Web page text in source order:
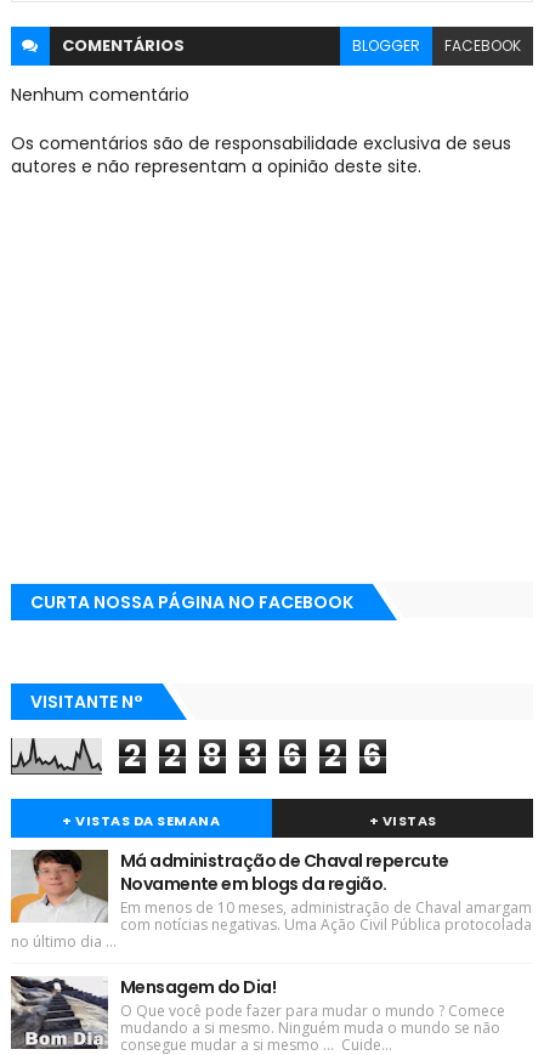
COMENTÁRIOS BLOGGER FACEBOOK
Nenhum comentário
Os comentários são de responsabilidade exclusiva de seus
autores e não representam a opinião deste site.
CURTA NOSSA PÁGINA NO FACEBOOK
VISITANTE N°
2 2 8 3 6 2 6
+ VISTAS DA SEMANA + VISTAS
Má administração de Chaval repercute
Novamente em blogs da região.
Em menos de 10 meses, administração de Chaval amargam
com notícias negativas. Uma Ação Civil Pública protocolada
no último dia ...
Mensagem do Dia!
O Que você pode fazer para mudar o mundo ? Comece
mudando a si mesmo. Ninguém muda o mundo se não
consegue mudar a si mesmo ... Cuide...